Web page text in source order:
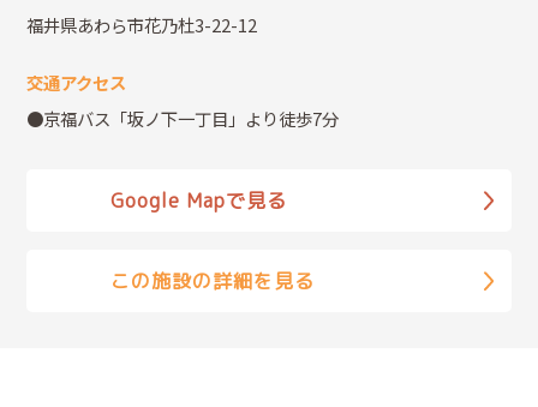
福井県あわら市花乃杜3-22-12
交通アクセス
●京福バス「坂ノ下一丁目」より徒歩7分
Google Mapで見る
この施設の詳細を見る